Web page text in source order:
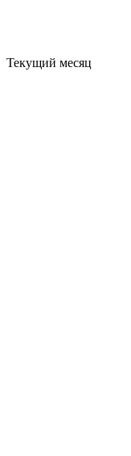
Текущий месяц